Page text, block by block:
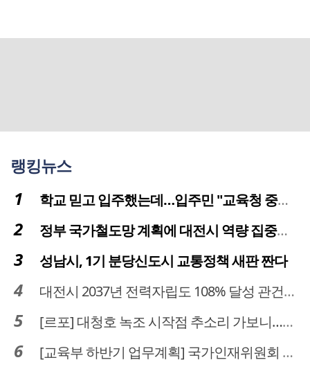
랭킹뉴스
학교 믿고 입주했는데…입주민 "교육청 중재 나서라"
정부 국가철도망 계획에 대전시 역량 집중해야
성남시, 1기 분당신도시 교통정책 새판 짠다
대전시 2037년 전력자립도 108% 달성 관건은 '주민 수용성'
[르포] 대청호 녹조 시작점 추소리 가보니…걷어내도 짙은 초록빛
[교육부 하반기 업무계획] 국가인재위원회 신설… 거점국립대 3곳 성장엔진·AI 분야 패키지 지원